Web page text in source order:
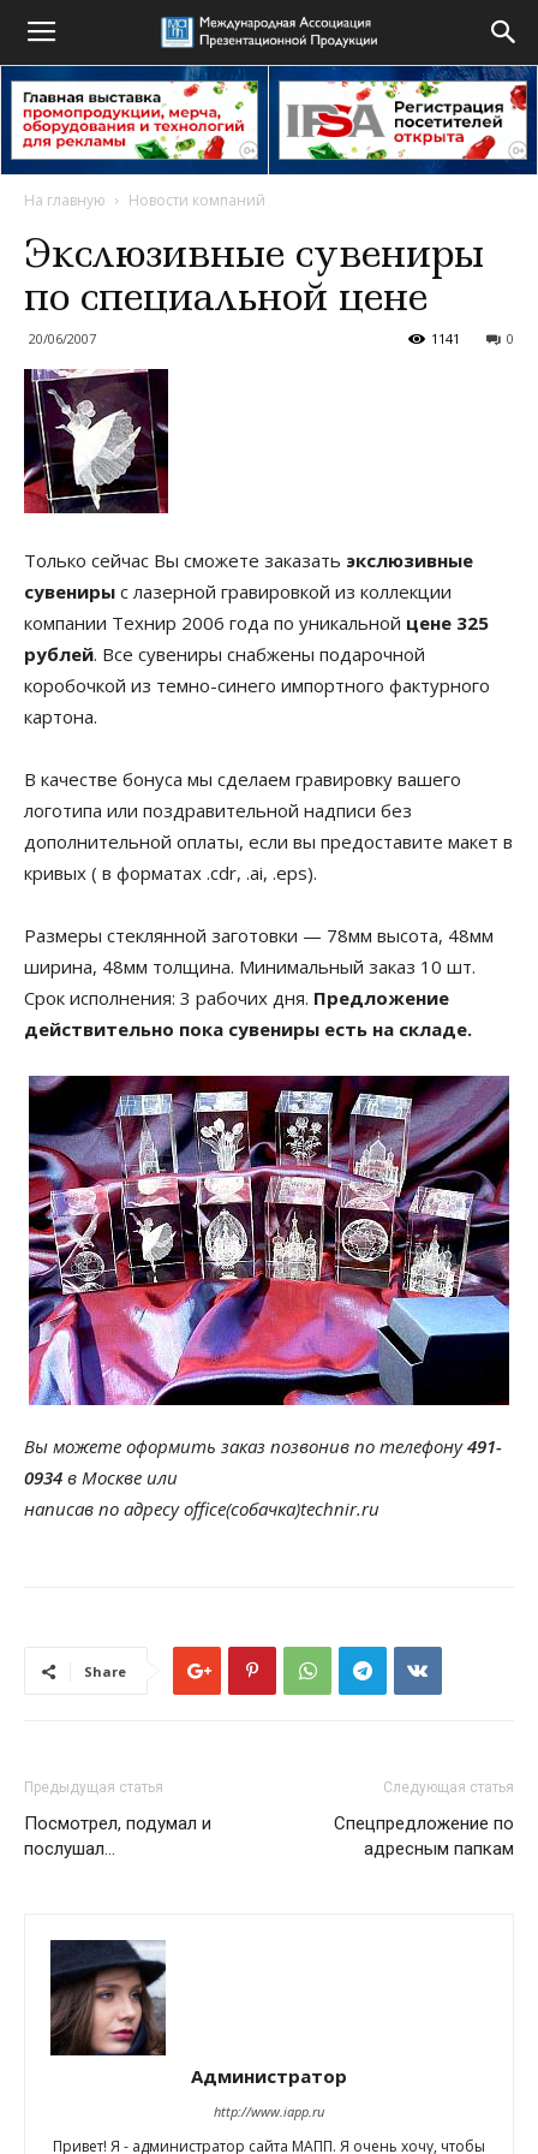
На главную Новости компаний
Экслюзивные сувениры
по специальной цене
20/06/2007 0
1141
Только сейчас Вы сможете заказать экслюзивные
сувениры с лазерной гравировкой из коллекции
компании Технир 2006 года по уникальной цене 325
рублей. Все сувениры снабжены подарочной
коробочкой из темно-синего импортного фактурного
картона.
В качестве бонуса мы сделаем гравировку вашего
логотипа или поздравительной надписи без
дополнительной оплаты, если вы предоставите макет в
кривых ( в форматах .cdr, .ai, .eps).
Размеры стеклянной заготовки — 78мм высота, 48мм
ширина, 48мм толщина. Минимальный заказ 10 шт.
Срок исполнения: 3 рабочих дня. Предложение
действительно пока сувениры есть на складе.
Вы можете оформить заказ позвонив по телефону491-
0934 в Москве или
написав по адресу office(собачка)technir.ru
Share
Предыдущая статья
Посмотрел, подумал и
послушал…
Следующая статья
Спецпредложение по
адресным папкам
Администратор
http://www.iapp.ru
Привет! Я - администратор сайта МАПП. Я очень хочу, чтобы